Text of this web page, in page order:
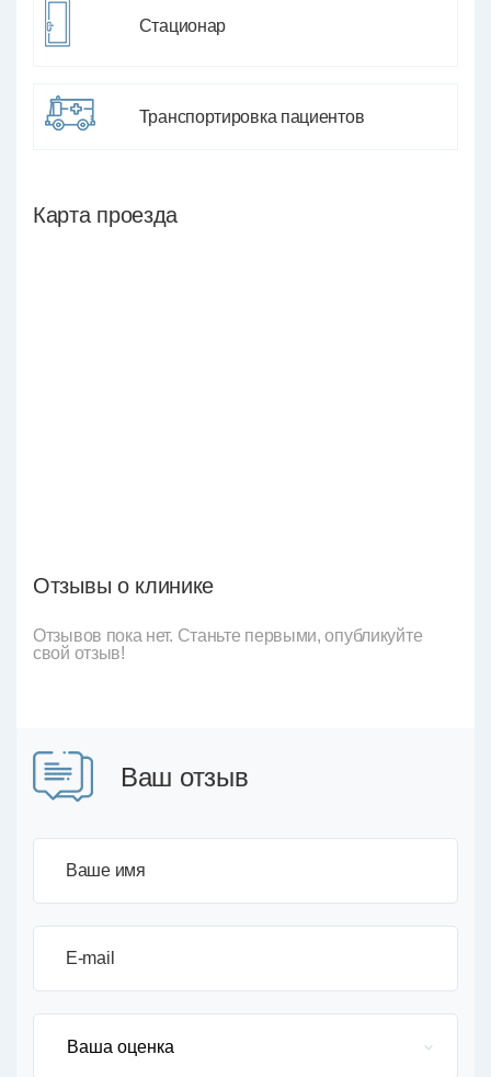
Стационар
Транспортировка пациентов
Карта проезда
Отзывы о клинике
Отзывов пока нет. Станьте первыми, опубликуйте
свой отзыв!
Ваш отзыв
Ваше имя
E-mail